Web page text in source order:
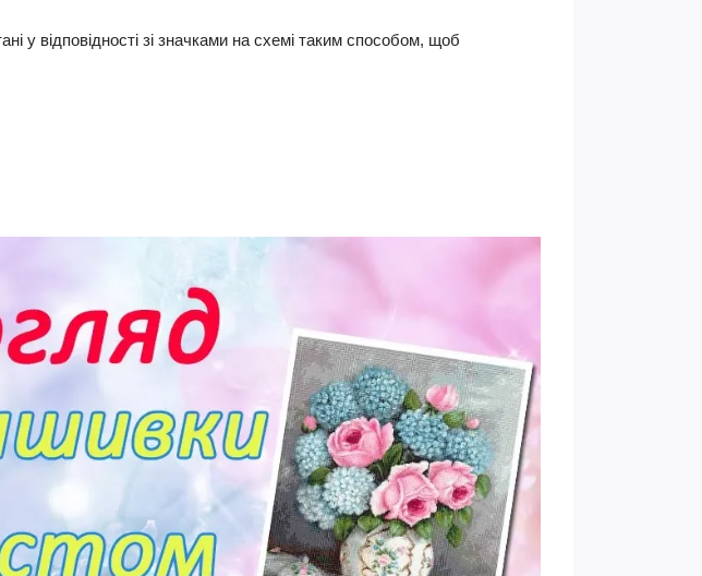
у відповідності зі значками на схемі таким способом, щоб